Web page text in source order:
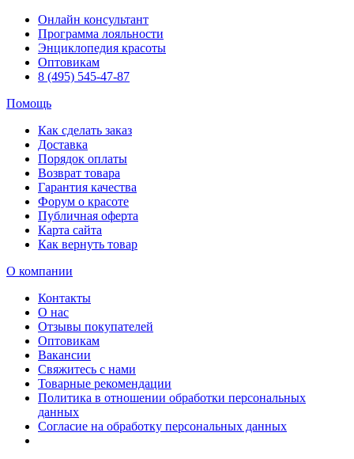
Онлайн консультант
Программа лояльности
Энциклопедия красоты
Оптовикам
8 (495) 545-47-87
Помощь
Как сделать заказ
Доставка
Порядок оплаты
Возврат товара
Гарантия качества
Форум о красоте
Публичная оферта
Карта сайта
Как вернуть товар
О компании
Контакты
О нас
Отзывы покупателей
Оптовикам
Вакансии
Свяжитесь с нами
Товарные рекомендации
Политика в отношении обработки персональных
данных
Согласие на обработку персональных данных